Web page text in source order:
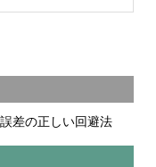
差の正しい回避法